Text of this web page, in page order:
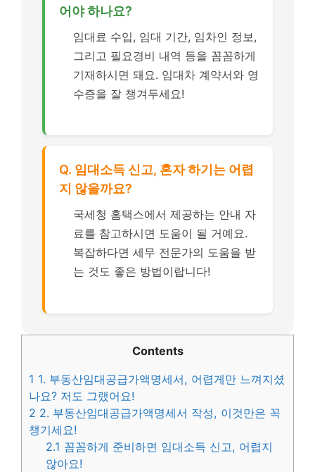
어야 하나요?
임대료 수입, 임대 기간, 임차인 정보,
그리고 필요경비 내역 등을 꼼꼼하게
기재하시면 돼요. 임대차 계약서와 영
수증을 잘 챙겨두세요!
Q. 임대소득 신고, 혼자 하기는 어렵
지 않을까요?
국세청 홈택스에서 제공하는 안내 자
료를 참고하시면 도움이 될 거예요.
복잡하다면 세무 전문가의 도움을 받
는 것도 좋은 방법이랍니다!
Contents
1 1. 부동산임대공급가액명세서, 어렵게만 느껴지셨
나요? 저도 그랬어요!
2 2. 부동산임대공급가액명세서 작성, 이것만은 꼭
챙기세요!
2.1 꼼꼼하게 준비하면 임대소득 신고, 어렵지
않아요!